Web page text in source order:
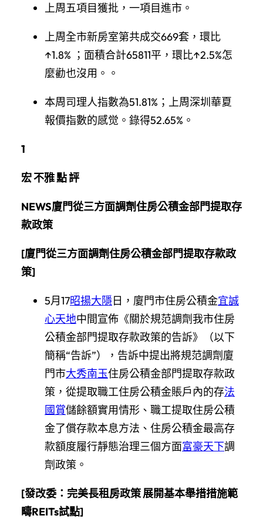
上周五項目獲批，一項目進市。
上周全市新房室第共成交669套，環比
↑1.8% ；面積合計65811平，環比↑2.5%怎
麼勸也沒用。。
本周司理人指數為51.81%；上周深圳華夏
報價指數的感觉。錄得52.65%。
1
宏 不雅 點 評
NEWS廈門從三方面調劑住房公積金部門提取存
款政策
[廈門從三方面調劑住房公積金部門提取存款政
策]
5月17昭揚大隱日，廈門市住房公積金宜誠
心天地中間宣佈《關於規范調劑我市住房
公積金部門提取存款政策的告訴》（以下
簡稱“告訴”），告訴中提出將規范調劑廈
門市大秀南玉住房公積金部門提取存款政
策，從提取職工住房公積金賬戶內的存法
國賞儲餘額實用情形、職工提取住房公積
金了償存款本息方法、住房公積金最高存
款額度履行靜態治理三個方面富豪天下調
劑政策。
[發改委：完美長租房政策 展開基本舉措措施範
疇REITs試點]